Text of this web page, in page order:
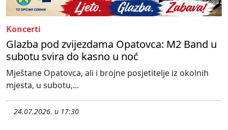
Koncerti
Glazba pod zvijezdama Opatovca: M2 Band u
subotu svira do kasno u noć
Mještane Opatovca, ali i brojne posjetitelje iz okolnih
mjesta, u subotu,...
24.07.2026. u 17:30